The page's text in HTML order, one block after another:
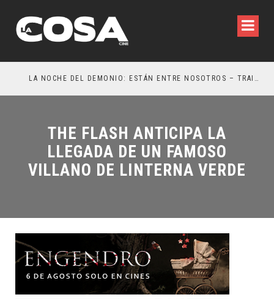
LA NOCHE DEL DEMONIO: ESTÁN ENTRE NOSOTROS – TRAILER FINAL
THE FLASH ANTICIPA LA
LLEGADA DE UN FAMOSO
VILLANO DE LINTERNA VERDE